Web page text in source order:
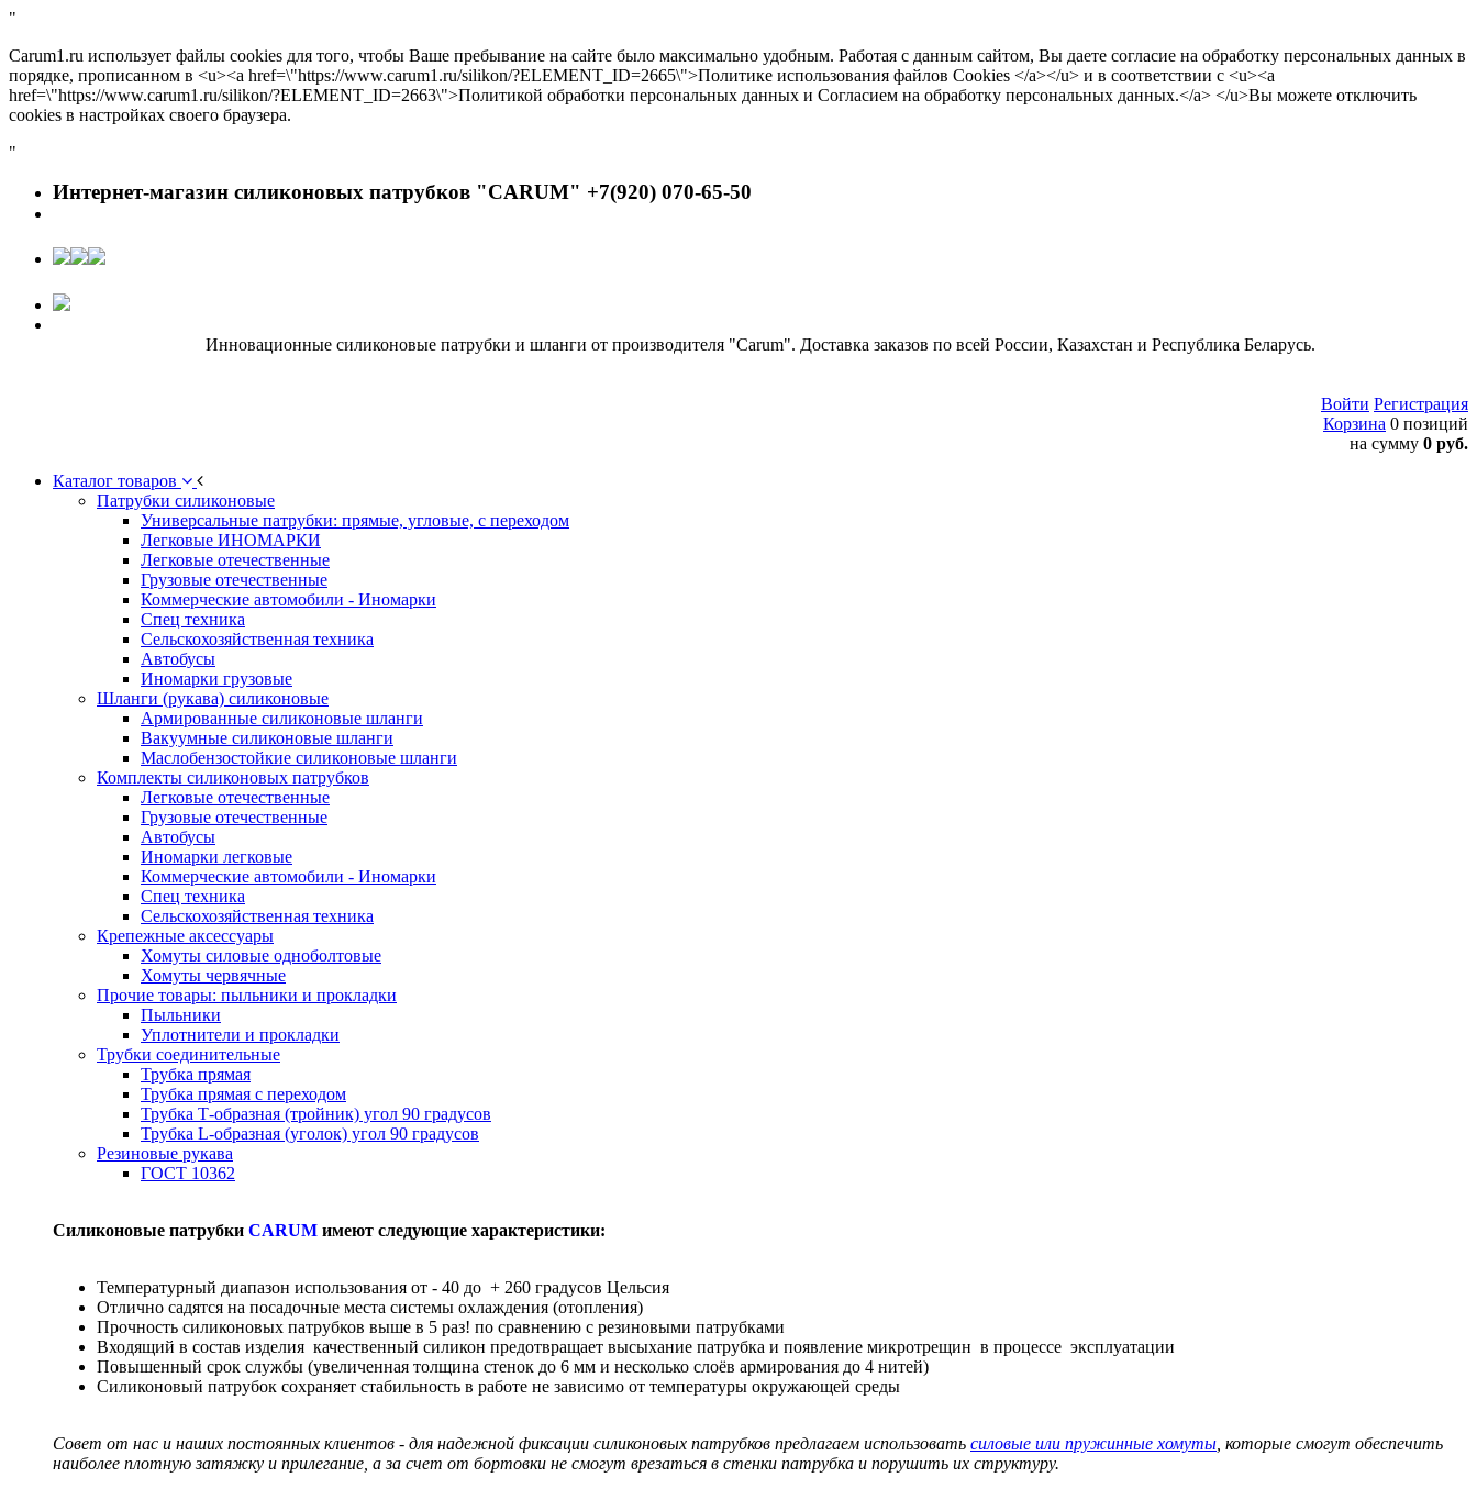
"
Carum1.ru использует файлы cookies для того, чтобы Ваше пребывание на сайте было максимально удобным. Работая с данным сайтом, Вы даете согласие на обработку персональных данных в
порядке, прописанном в <u><a href=\"https://www.carum1.ru/silikon/?ELEMENT_ID=2665\">Политике использования файлов Cookies </a></u> и в соответствии с <u><a
href=\"https://www.carum1.ru/silikon/?ELEMENT_ID=2663\">Политикой обработки персональных данных и Согласием на обработку персональных данных.</a> </u>Вы можете отключить
cookies в настройках своего браузера.
"
Интернет-магазин силиконовых патрубков "CARUM" +7(920) 070-65-50
Инновационные силиконовые патрубки и шланги от производителя "Carum". Доставка заказов по всей России, Казахстан и Республика Беларусь.
Войти Регистрация
Корзина 0 позиций
на сумму 0 руб.
Каталог товаров
Патрубки силиконовые
Универсальные патрубки: прямые, угловые, с переходом
Легковые ИНОМАРКИ
Легковые отечественные
Грузовые отечественные
Коммерческие автомобили - Иномарки
Спец техника
Сельскохозяйственная техника
Автобусы
Иномарки грузовые
Шланги (рукава) силиконовые
Армированные силиконовые шланги
Вакуумные силиконовые шланги
Маслобензостойкие силиконовые шланги
Комплекты силиконовых патрубков
Легковые отечественные
Грузовые отечественные
Автобусы
Иномарки легковые
Коммерческие автомобили - Иномарки
Спец техника
Сельскохозяйственная техника
Крепежные аксессуары
Хомуты силовые одноболтовые
Хомуты червячные
Прочие товары: пыльники и прокладки
Пыльники
Уплотнители и прокладки
Трубки соединительные
Трубка прямая
Трубка прямая с переходом
Трубка Т-образная (тройник) угол 90 градусов
Трубка L-образная (уголок) угол 90 градусов
Резиновые рукава
ГОСТ 10362
Силиконовые патрубки CARUM имеют следующие характеристики:
Температурный диапазон использования от - 40 до + 260 градусов Цельсия
Отлично садятся на посадочные места системы охлаждения (отопления)
Прочность силиконовых патрубков выше в 5 раз! по сравнению с резиновыми патрубками
Входящий в состав изделия качественный силикон предотвращает высыхание патрубка и появление микротрещин в процессе эксплуатации
Повышенный срок службы (увеличенная толщина стенок до 6 мм и несколько слоёв армирования до 4 нитей)
Силиконовый патрубок сохраняет стабильность в работе не зависимо от температуры окружающей среды
Совет от нас и наших постоянных клиентов - для надежной фиксации силиконовых патрубков предлагаем использовать силовые или пружинные хомуты , которые смогут обеспечить
наиболее плотную затяжку и прилегание, а за счет от бортовки не смогут врезаться в стенки патрубка и порушить их структуру.